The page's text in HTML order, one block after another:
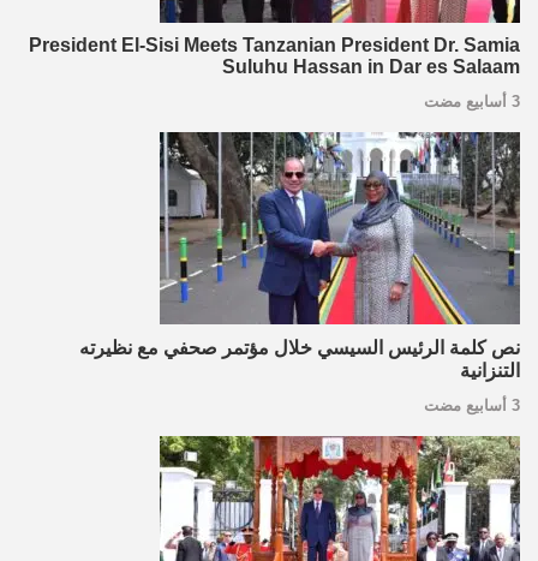
President El-Sisi Meets Tanzanian President Dr. Samia
Suluhu Hassan in Dar es Salaam
3 أسابيع مضت
نص كلمة الرئيس السيسي خلال مؤتمر صحفي مع نظيرته
التنزانية
3 أسابيع مضت